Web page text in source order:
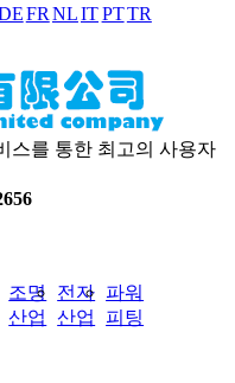
FR NLITPTTR
스를 통한 최고의 사용자
조명
산업
전자
산업
파워
피팅